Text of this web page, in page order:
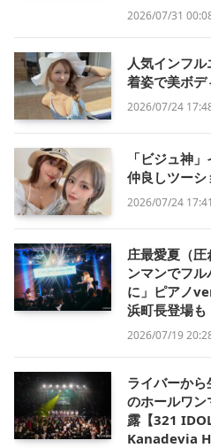
2026/07/31
人気インフ
着姿で美ボデ
2026/07/24
「ビジュ神
仲良しツー
2026/07/24 17:41
庄最愛夏（
ンマンでフ
に」ピアノ
浜町長登場も
2026/07/19
ライバーか
のホールワ
露【321
Kanadevia